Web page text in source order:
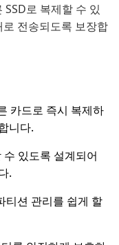
로 복제할 수 있
전송되도록 보장합
카드로 즉시 복제하
니다.
있도록 설계되어
.
티션 관리를 쉽게 할